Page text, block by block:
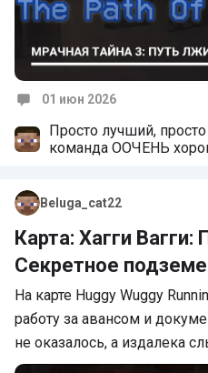
01 июн 2026
Просто лучший,
команда ООЧЕНЬ
Beluga_cat22
Карта: Хагги Вагги:
Секретное
На карте Huggy Wuggy
работу за авансом и
не оказалось, а издалека